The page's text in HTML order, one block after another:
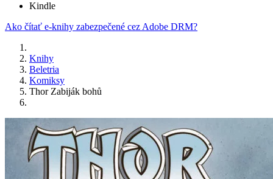
Kindle
Ako čítať e-knihy zabezpečené cez Adobe DRM?
Knihy
Beletria
Komiksy
Thor Zabiják bohů